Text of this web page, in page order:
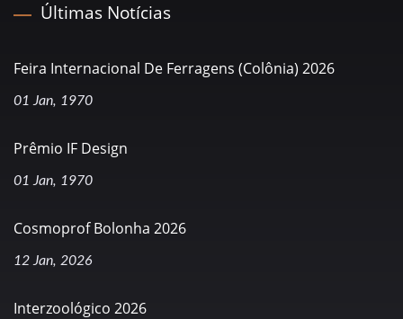
Últimas Notícias
Feira Internacional De Ferragens (Colônia) 2026
01 Jan, 1970
Prêmio IF Design
01 Jan, 1970
Cosmoprof Bolonha 2026
12 Jan, 2026
Interzoológico 2026